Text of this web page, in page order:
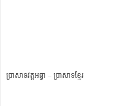
ប្រាសាទវត្តអធ្វា – ប្រាសាទខ្មែរ